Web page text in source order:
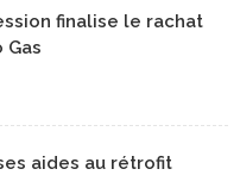
finalise le rachat
aides au rétrofit